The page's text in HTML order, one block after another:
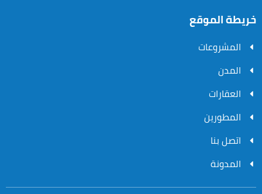
خريطة الموقع
المشروعات
المدن
العقارات
المطورين
اتصل بنا
المدونة